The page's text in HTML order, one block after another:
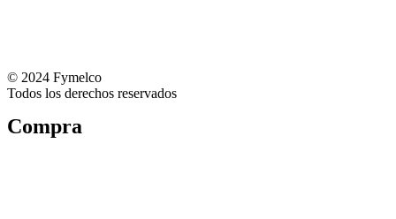
© 2024 Fymelco
Todos los derechos reservados
Compra